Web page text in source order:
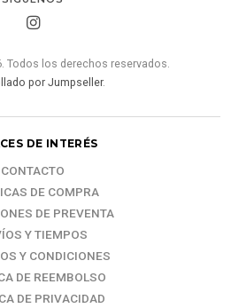
Todos los derechos reservados.
por Jumpseller.
DE INTERÉS
CONTACTO
DE COMPRA
DE PREVENTA
Y TIEMPOS
Y CONDICIONES
DE REEMBOLSO
DE PRIVACIDAD